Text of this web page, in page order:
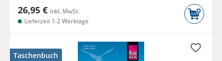
26,95 € inkl. MwSt.
Lieferzeit 1-2 Werktage
Taschenbuch